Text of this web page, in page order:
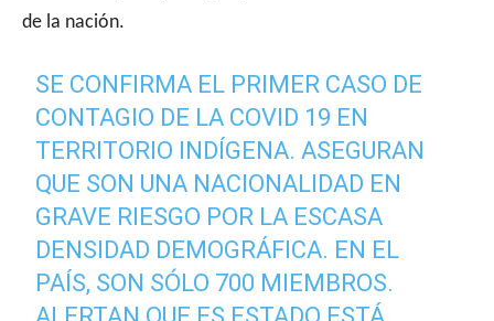
de la nación.
SE CONFIRMA EL PRIMER CASO DE
CONTAGIO DE LA COVID 19 EN
TERRITORIO INDÍGENA. ASEGURAN
QUE SON UNA NACIONALIDAD EN
GRAVE RIESGO POR LA ESCASA
DENSIDAD DEMOGRÁFICA. EN EL
PAÍS, SON SÓLO 700 MIEMBROS.